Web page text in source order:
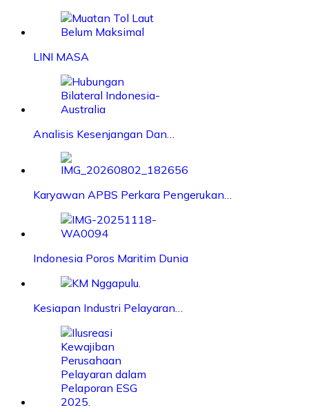
LINI MASA
Analisis Kesenjangan Dan…
Karyawan APBS Perkara Pengerukan…
Indonesia Poros Maritim Dunia
Kesiapan Industri Pelayaran…